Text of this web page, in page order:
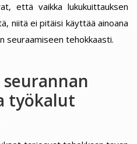
että vaikka lukukuittauksen
niitä ei pitäisi käyttää ainoana
seuraamiseen tehokkaasti.
työkalut